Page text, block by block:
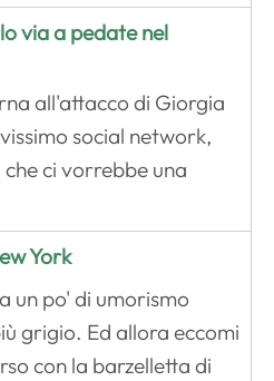
via a pedate nel
all'attacco di Giorgia
social network,
ci vorrebbe una
York
un po' di umorismo
grigio. Ed allora eccomi
con la barzelletta di